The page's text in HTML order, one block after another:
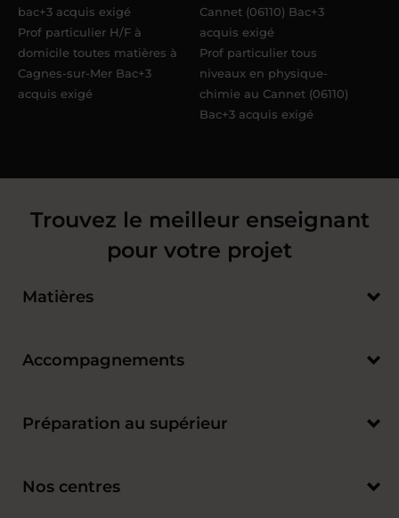
bac+3 acquis exigé
Prof particulier H/F à
domicile toutes matières à
Cagnes-sur-Mer Bac+3
acquis exigé
Cannet (06110) Bac+3
acquis exigé
Prof particulier tous
niveaux en physique-
chimie au Cannet (06110)
Bac+3 acquis exigé
Trouvez le meilleur enseignant
pour votre projet
Matières
Accompagnements
Préparation au supérieur
Nos centres